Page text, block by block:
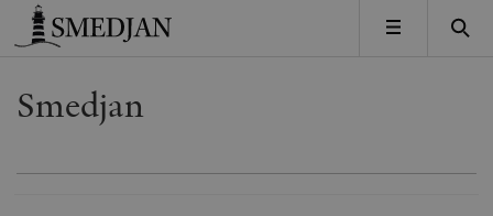
Timbro
MENY
Smedjan